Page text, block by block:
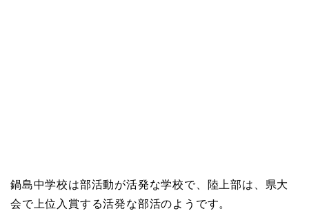
鍋島中学校は部活動が活発な学校で、陸上部は、県大
会で上位入賞する活発な部活のようです。